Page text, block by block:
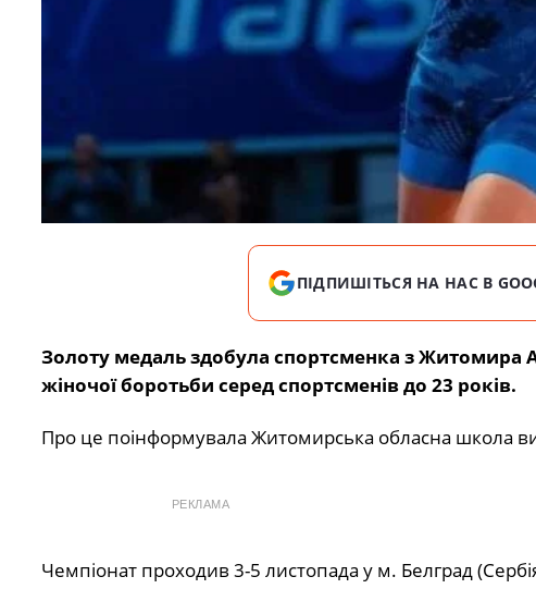
ПІДПИШІТЬСЯ НА НАС В
Золоту медаль здобула спортсменка з Житомира
жіночої боротьби серед спортсменів до 23 років.
Про це поінформувала Житомирська обласна школа
РЕКЛАМА
Чемпіонат проходив 3-5 листопада у м. Белград